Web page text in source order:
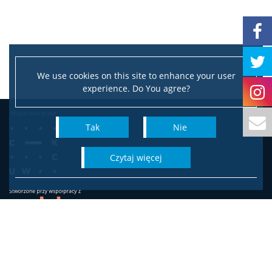
Popularyzacja
Dla mediów
We use cookies on this site to enhance your user
experience. Do You agree?
Tak Nie
czytaj więcej